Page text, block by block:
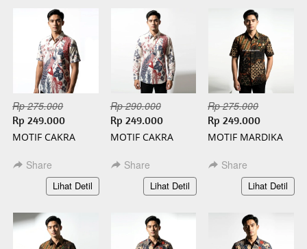
Rp 275.000
Rp 249.000
MOTIF CAKRA
SLIMFIT
Share
`Lihat Detil
Rp 290.000
Rp 249.000
MOTIF CAKRA
SLIMFIT
Share
`
Lihat Detil
Rp 275.000
Rp 249.000
MOTIF MARDIKA
SLIMFIT
Share
`Lihat Detil